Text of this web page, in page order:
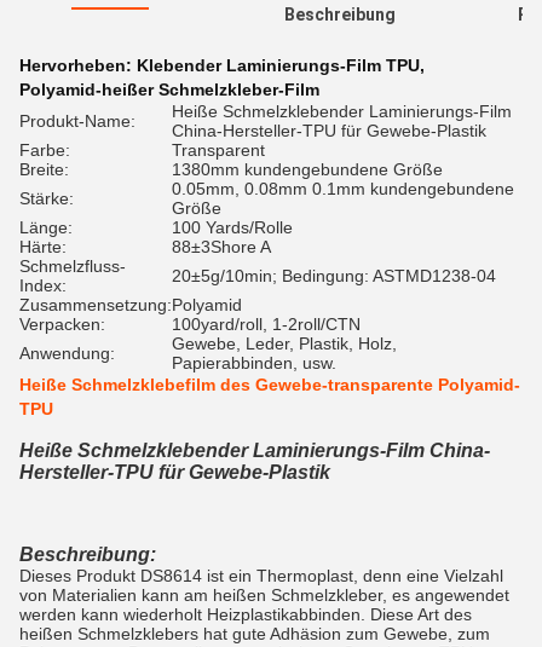
Beschreibung
Hervorheben: Klebender Laminierungs-Film TPU,
Polyamid-heißer Schmelzkleber-Film
Produkt-Name:
Heiße Schmelzklebender Laminierungs-Film
China-Hersteller-TPU für Gewebe-Plastik
Farbe:
Transparent
Breite:
1380mm kundengebundene Größe
Stärke:
0.05mm, 0.08mm 0.1mm kundengebundene
Größe
Länge:
100 Yards/Rolle
Härte:
88±3Shore A
Schmelzfluss-
Index:
20±5g/10min; Bedingung: ASTMD1238-04
Zusammensetzung:Polyamid
Verpacken:
100yard/roll, 1-2roll/CTN
Anwendung:
Gewebe, Leder, Plastik, Holz,
Papierabbinden, usw.
Heiße Schmelzklebefilm des Gewebe-transparente Polyamid-
TPU
Heiße Schmelzklebender Laminierungs-Film China-
Hersteller-TPU für Gewebe-Plastik
Beschreibung:
Dieses Produkt DS8614 ist ein Thermoplast, denn eine Vielzahl
von Materialien kann am heißen Schmelzkleber, es angewendet
werden kann wiederholt Heizplastikabbinden. Diese Art des
heißen Schmelzklebers hat gute Adhäsion zum Gewebe, zum